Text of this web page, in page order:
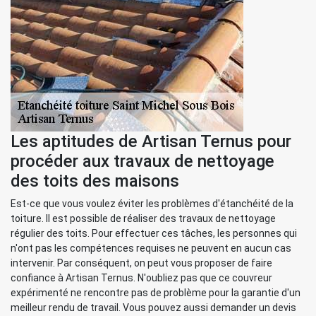
Les aptitudes de Artisan Ternus pour
procéder aux travaux de nettoyage
des toits des maisons
Est-ce que vous voulez éviter les problèmes d'étanchéité de la
toiture. Il est possible de réaliser des travaux de nettoyage
régulier des toits. Pour effectuer ces tâches, les personnes qui
n'ont pas les compétences requises ne peuvent en aucun cas
intervenir. Par conséquent, on peut vous proposer de faire
confiance à Artisan Ternus. N'oubliez pas que ce couvreur
expérimenté ne rencontre pas de problème pour la garantie d'un
meilleur rendu de travail. Vous pouvez aussi demander un devis